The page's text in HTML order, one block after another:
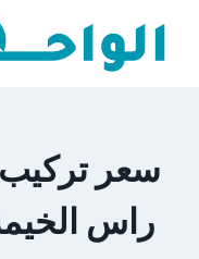
سعر تركيب
راس الخيمة